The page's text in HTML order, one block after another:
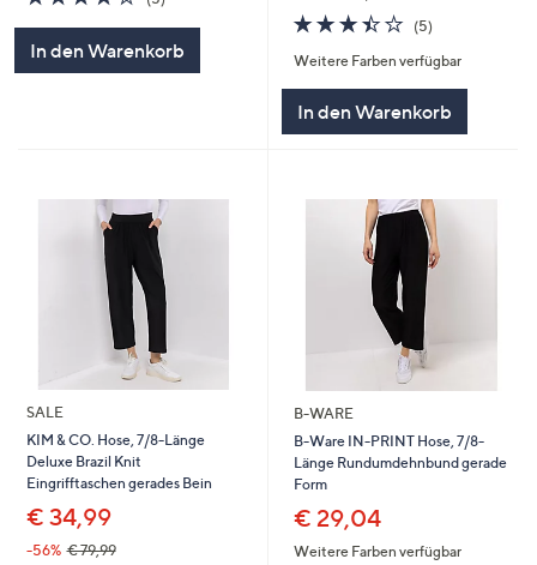
von
In den Warenkorb
3.4
von
5
(5)5
Weitere Farben verfügbar
In den Warenkorb
SALE
KIM & CO. Hose, 7/8-Länge
Deluxe Brazil Knit
Eingrifftaschen gerades Bein
€ 34,99
-56% € 79,99
B-WARE
B-Ware IN-PRINT Hose, 7/8-
Länge Rundumdehnbund gerade
Form
€ 29,04
Weitere Farben verfügbar